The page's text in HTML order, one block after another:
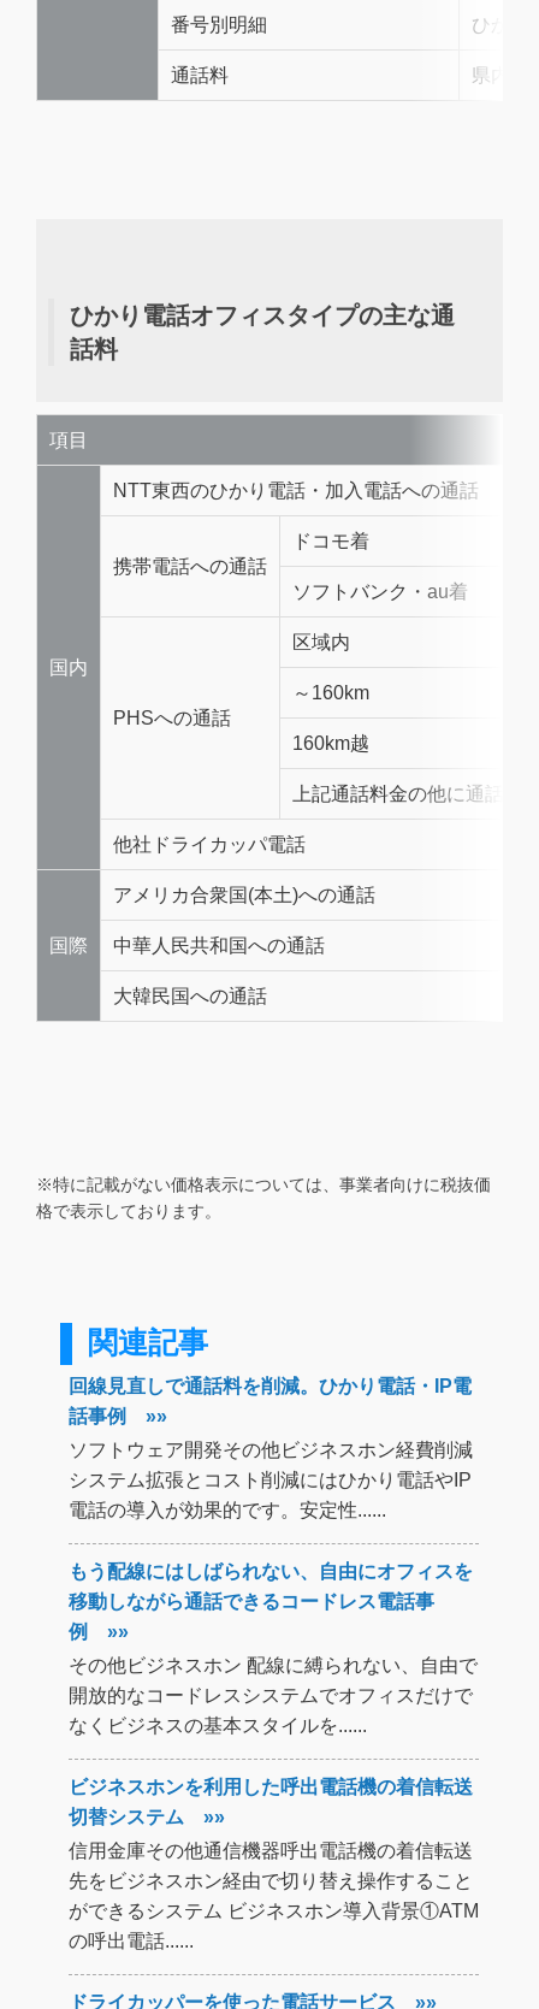
番号別明細 ひかり
通話料 県内8
ひかり電話オフィスタイプの主な通
話料
項目
国内
NTT東西のひかり電話・加入電話への通話
携帯電話への通話
ドコモ着
ソフトバンク・au着
PHSへの通話
区域内
～160km
160km越
上記通話料金の他に通話1
他社ドライカッパ電話
国際
アメリカ合衆国(本土)への通話
中華人民共和国への通話
大韓民国への通話
※特に記載がない価格表示については、事業者向けに税抜価
格で表示しております。
関連記事
回線見直しで通話料を削減。ひかり電話・IP電
話事例 »»
ソフトウェア開発その他ビジネスホン経費削減
システム拡張とコスト削減にはひかり電話やIP
電話の導入が効果的です。安定性......
もう配線にはしばられない、自由にオフィスを
移動しながら通話できるコードレス電話事
例 »»
その他ビジネスホン 配線に縛られない、自由で
開放的なコードレスシステムでオフィスだけで
なくビジネスの基本スタイルを......
ビジネスホンを利用した呼出電話機の着信転送
切替システム »»
信用金庫その他通信機器呼出電話機の着信転送
先をビジネスホン経由で切り替え操作すること
ができるシステム ビジネスホン導入背景①ATM
の呼出電話......
ドライカッパーを使った電話サービス »»